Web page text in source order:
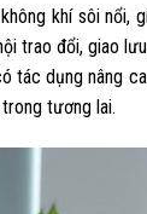
khí sôi nổi,
trao đổi, giao
tác dụng nâng
tương lai.